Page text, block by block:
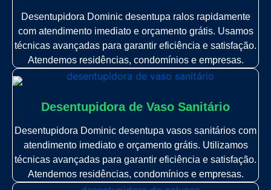
Desentupidora Dominic desentupa ralos rapidamente
com atendimento imediato e orçamento grátis. Usamos
técnicas avançadas para garantir eficiência e satisfação.
Atendemos residências, condomínios e empresas.
Desentupidora de Vaso Sanitário
Desentupidora Dominic desentupa vasos sanitários com
atendimento imediato e orçamento grátis. Utilizamos
técnicas avançadas para garantir eficiência e satisfação.
Atendemos residências, condomínios e empresas.